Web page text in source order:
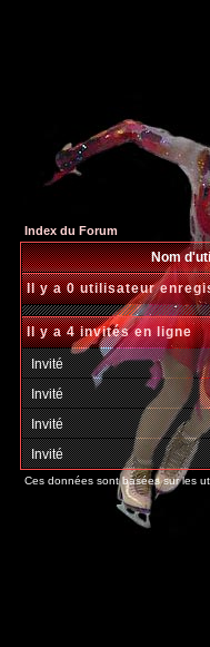
Index du Forum
Nom
Il y a 0 utilisateur
Il y a 4 invités en ligne
Invité
Invité
Invité
Invité
Ces données sont basées sur les